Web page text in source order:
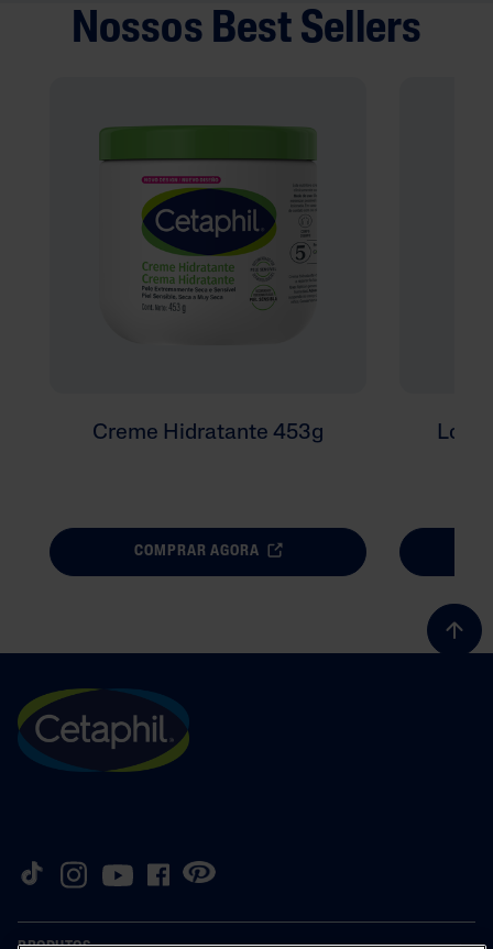
Nossos Best Sellers
Creme Hidratante 453g
COMPRAR AGORA